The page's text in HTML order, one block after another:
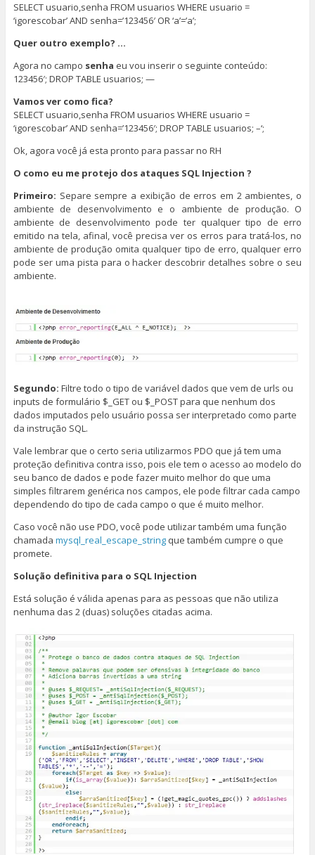
SELECT usuario,senha FROM usuarios WHERE usuario =
‘igorescobar’ AND senha=’123456′ OR ‘a’=’a’;
Quer outro exemplo? …
Agora no campo senha eu vou inserir o seguinte conteúdo:
123456′; DROP TABLE usuarios; —
Vamos ver como fica?
SELECT usuario,senha FROM usuarios WHERE usuario =
‘igorescobar’ AND senha=’123456′; DROP TABLE usuarios; –‘;
Ok, agora você já esta pronto para passar no RH
O como eu me protejo dos ataques SQL Injection ?
Primeiro: Separe sempre a exibição de erros em 2 ambientes, o
ambiente de desenvolvimento e o ambiente de produção. O
ambiente de desenvolvimento pode ter qualquer tipo de erro
emitido na tela, afinal, você precisa ver os erros para tratá-los, no
ambiente de produção omita qualquer tipo de erro, qualquer erro
pode ser uma pista para o hacker descobrir detalhes sobre o seu
ambiente.
Segundo: Filtre todo o tipo de variável dados que vem de urls ou
inputs de formulário $_GET ou $_POST para que nenhum dos
dados imputados pelo usuário possa ser interpretado como parte
da instrução SQL.
Vale lembrar que o certo seria utilizarmos PDO que já tem uma
proteção definitiva contra isso, pois ele tem o acesso ao modelo do
seu banco de dados e pode fazer muito melhor do que uma
simples filtrarem genérica nos campos, ele pode filtrar cada campo
dependendo do tipo de cada campo o que é muito melhor.
Caso você não use PDO, você pode utilizar também uma função
chamada mysql_real_escape_stringque também cumpre o que
promete.
Solução definitiva para o SQL Injection
Está solução é válida apenas para as pessoas que não utiliza
nenhuma das 2 (duas) soluções citadas acima.